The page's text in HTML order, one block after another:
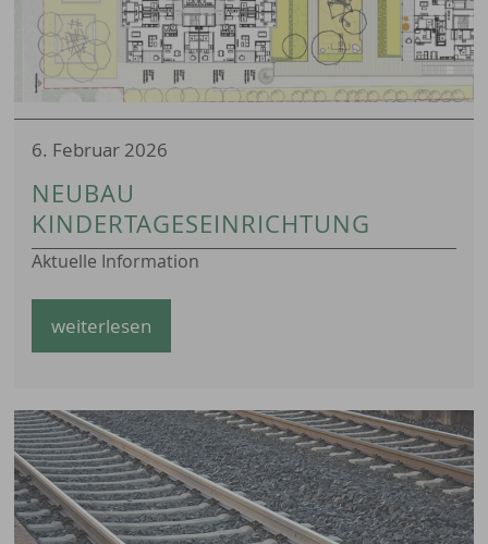
6. Februar 2026
NEUBAU
KINDERTAGESEINRICHTUNG
Aktuelle Information
weiterlesen